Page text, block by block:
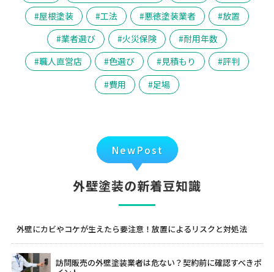
屋根塗装
工法 悪徳塗装業者
放置
業者選び
火災保険
耐用年数
職人直営店
色選び 見積もり
評判
費用
足場
NewPost
外壁塗装の新着豆知識
外壁にカビやコケが生えたら要注意！放置によるリスクと対処法
訪問販売の外壁塗装業者は危ない？契約前に確認すべきポ